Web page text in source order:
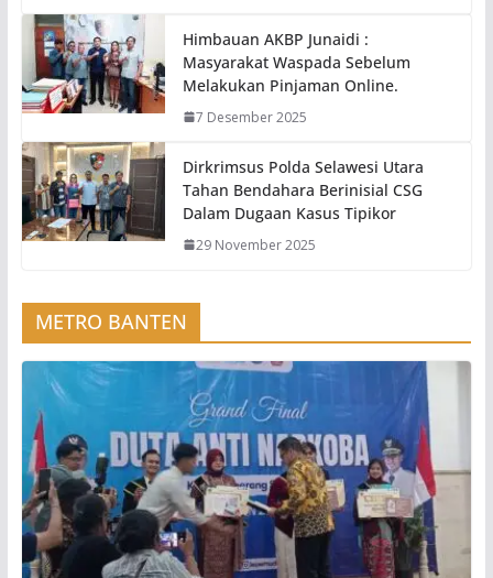
Himbauan AKBP Junaidi :
Masyarakat Waspada Sebelum
Melakukan Pinjaman Online.
7 Desember 2025
Dirkrimsus Polda Selawesi Utara
Tahan Bendahara Berinisial CSG
Dalam Dugaan Kasus Tipikor
29 November 2025
METRO BANTEN